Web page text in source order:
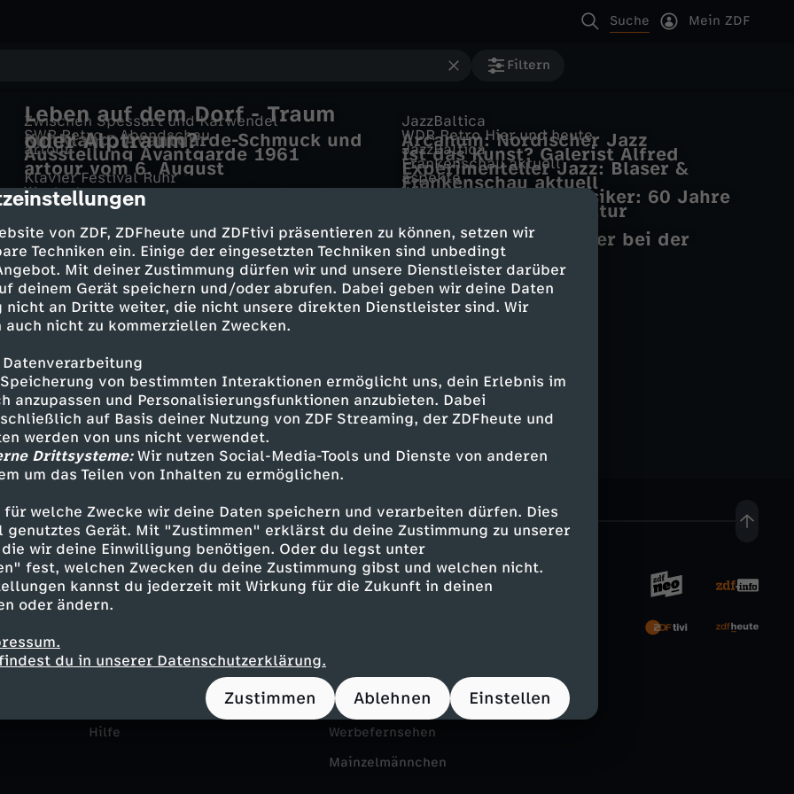
von ZDF, ZDFheute und ZDFtivi präsentieren zu können, setzen wir
Techniken ein. Einige der eingesetzten Techniken sind unbedingt
Mit deiner Zustimmung dürfen wir und unsere Dienstleister darüber
deinem Gerät speichern und/oder abrufen. Dabei geben wir deine Daten
nicht an Dritte weiter, die nicht unsere direkten Dienstleister sind. Wir
nicht zu kommerziellen Zwecken.
von bestimmten Interaktionen ermöglicht uns, dein Erlebnis im
anzupassen und Personalisierungsfunktionen anzubieten. Dabei
auf Basis deiner Nutzung von ZDF Streaming, der ZDFheute und
werden von uns nicht verwendet.
Drittsysteme:Wir nutzen Social-Media-Tools und Dienste von anderen
um das Teilen von Inhalten zu ermöglichen.
für welche Zwecke wir deine Daten speichern und verarbeiten dürfen. Dies
Gerät. Mit "Zustimmen" erklärst du deine Zustimmung zu unserer
wir deine Einwilligung benötigen. Oder du legst unter
fest, welchen Zwecken du deine Zustimmung gibst und welchen nicht.
kannst du jederzeit mit Wirkung für die Zukunft in deinen
oder ändern.
du in unserer Datenschutzerklärung.
Zustimmen Ablehnen Einstellen
Suche Mein ZDF
Filtern
Zwischen Spessart und Karwendel
KuhKlang, Avantgarde-Schmuck und
mehr
JazzBaltica
Arcanum: Nordischer Jazz
avantgardistisch
SWR Retro – Abendschau
Ausstellung Avantgarde 1961
WDR Retro Hier und heute
Ist das Kunst? Galerist Alfred
Schmela zeigt "explosive"
Avantgarde
artour
artour vom 6. August
JazzBaltica
Experimenteller Jazz: Blaser &
Ducret live
Leben auf dem Dorf - Traum
oder Alptraum?
Frankenschau aktuell
Frankenschau aktuell
Klavier Festival Ruhr
Liederabend: Hélène Grimaud &
Konstantin Krimmel - Klavier-Festival
Ruhr 2024
aspekte
Kultur, Krawall, Klassiker: 60 Jahre
Westart
Westart vom 18.04.26
Wir im Saarland - Kultur
Wir im Saarland - Kultur
(18.03.2026)
rbb Retro – Berliner Abendschau
Erste Fahrprüferin Deutschlands Trio "Auge"
Holger Czukay - Der Privatsinfoniker
Stemeseder & Lillinger bei der
Cologne Jazzweek 2024
Mehr Inhalte laden
Service
ZDFmitreden
Tickets
Zuschauerservice
Hilfe
Das ZDF
ZDF goes Schule
Werbefernsehen
Mainzelmännchen